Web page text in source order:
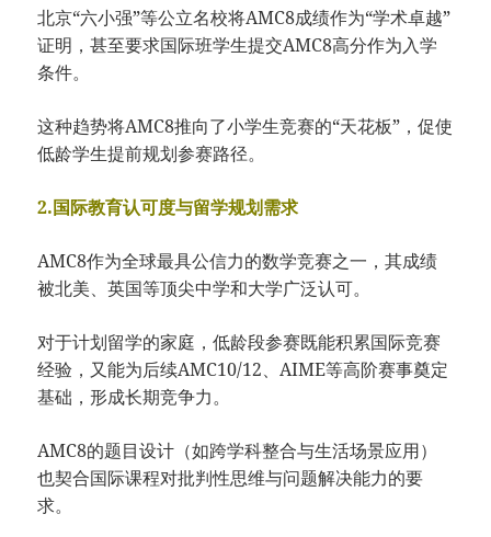
北京“六小强”等公立名校将AMC8成绩作为“学术卓越”
证明，甚至要求国际班学生提交AMC8高分作为入学
条件。
这种趋势将AMC8推向了小学生竞赛的“天花板”，促使
低龄学生提前规划参赛路径。
2.国际教育认可度与留学规划需求
AMC8作为全球最具公信力的数学竞赛之一，其成绩
被北美、英国等顶尖中学和大学广泛认可。
对于计划留学的家庭，低龄段参赛既能积累国际竞赛
经验，又能为后续AMC10/12、AIME等高阶赛事奠定
基础，形成长期竞争力。
AMC8的题目设计（如跨学科整合与生活场景应用）
也契合国际课程对批判性思维与问题解决能力的要
求。